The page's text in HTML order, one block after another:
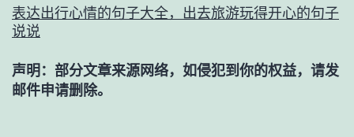
表达出行心情的句子大全，出去旅游玩得开心的句子
说说
声明：部分文章来源网络，如侵犯到你的权益，请发
邮件申请删除。